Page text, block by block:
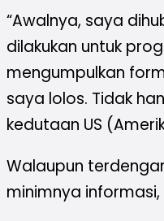
“Awalnya, saya
dilakukan untuk
mengumpulkan
saya lolos. Tidak
kedutaan US
Walaupun
minimnya